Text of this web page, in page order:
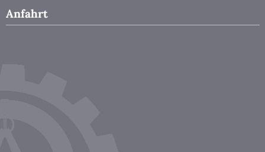
Anfahrt